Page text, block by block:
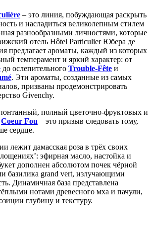
– это линия, побуждающая раскрыть
и насладиться великолепным стилем
разнообразными личностями, которые
отель Hôtel Particulier Юбера де
предлагает ароматы, каждый из которых
темперамент и яркий характер: от
до ослепительного Trouble-Fête и
. Эти ароматы, созданные из самых
призваны продемонстрировать
Givenchy.
полный цветочно-фруктовых и
Coeur Fou – это призыв следовать тому,
сердце.
лежит дамасская роза в трёх своих
эфирная масло, настойка и
дополнен абсолютом почек чёрной
базилика grand vert, излучающими
Динамичная база представлена
нотами древесного мха и пачули,
глубину и текстуру.